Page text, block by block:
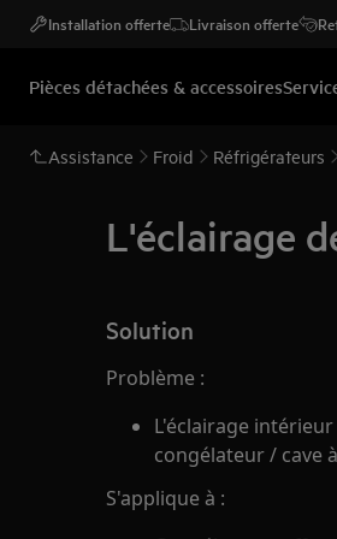
Installation offerte Livraison offerte
Pièces détachées & accessoires
Assistance Froid Réfrigérateurs
L'éclairage
Solution
Problème :
L'éclairage
congélateur / cave
S'applique à :